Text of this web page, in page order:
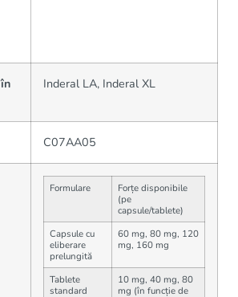
Inderal LA, Inderal XL
C07AA05
Formulare
Forțe disponibile
(pe
capsule/tablete)
Capsule cu
eliberare
prelungită
60 mg, 80 mg, 120
mg, 160 mg
Tablete
standard
10 mg, 40 mg, 80
mg (în funcție de